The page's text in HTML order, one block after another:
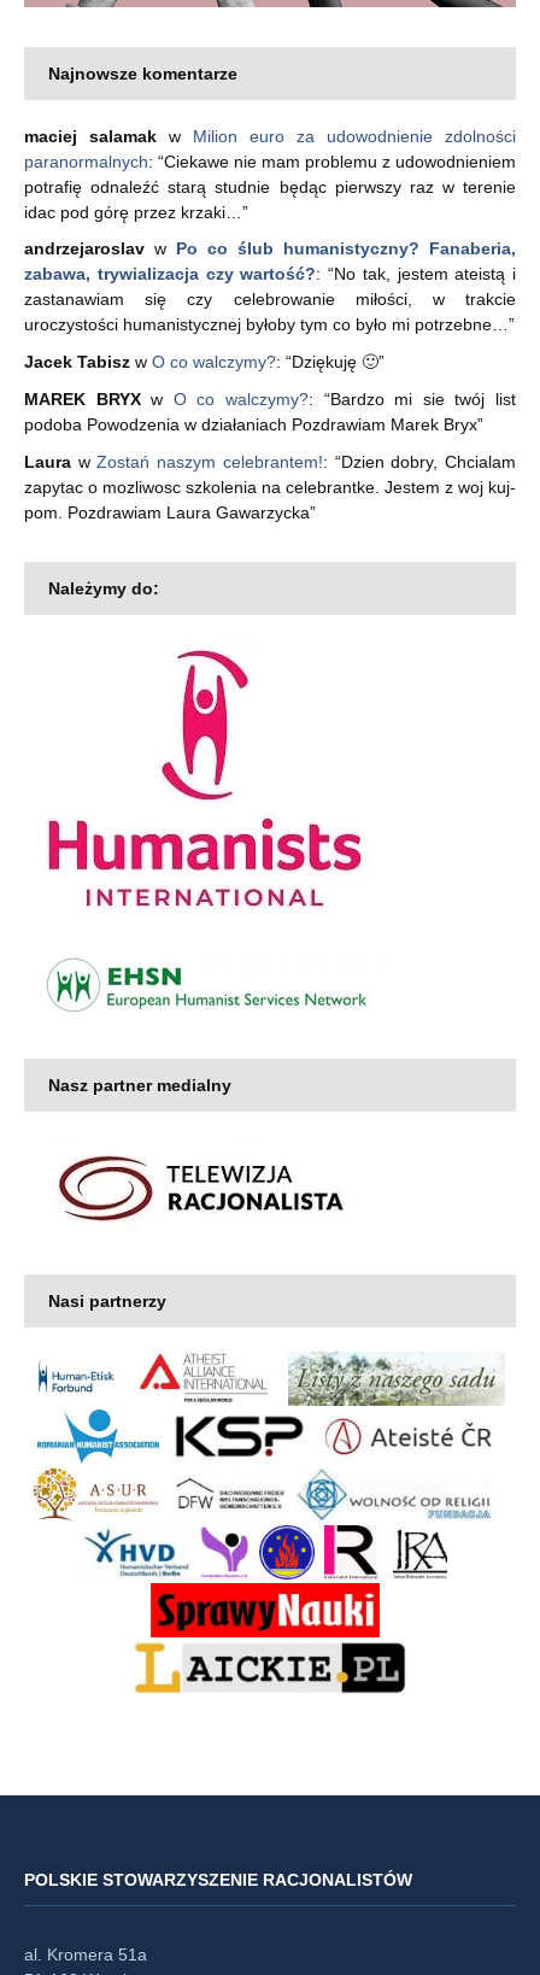
Najnowsze komentarze
maciej salamak w Milion euro za udowodnienie zdolności
paranormalnych: “Ciekawe nie mam problemu z udowodnieniem
potrafię odnaleźć starą studnie będąc pierwszy raz w terenie
idac pod górę przez krzaki… ”
andrzejaroslav w Po co ślub humanistyczny? Fanaberia,
zabawa, trywializacja czy wartość?: “No tak, jestem ateistą i
zastanawiam się czy celebrowanie miłości, w trakcie
uroczystości humanistycznej byłoby tym co było mi potrzebne…”
Jacek Tabisz w O co walczymy?: “Dziękuję 🙂”
MAREK BRYXw O co walczymy?: “Bardzo mi sie twój list
podoba Powodzenia w działaniach Pozdrawiam Marek Bryx”
Laura wZostań naszym celebrantem!: “Dzien dobry, Chcialam
zapytac o mozliwosc szkolenia na celebrantke. Jestem z woj kuj-
pom. Pozdrawiam Laura Gawarzycka”
Należymy do:
Nasz partner medialny
Nasi partnerzy
POLSKIE STOWARZYSZENIE RACJONALISTÓW
al. Kromera 51a